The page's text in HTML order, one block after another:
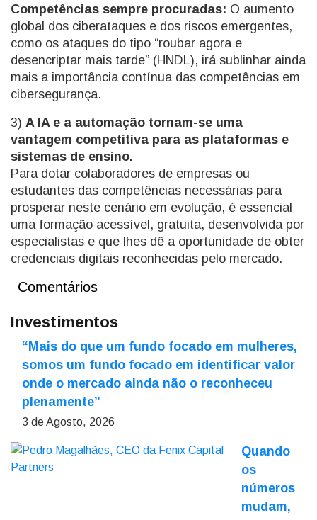
Competências sempre procuradas: O aumento
global dos ciberataques e dos riscos emergentes,
como os ataques do tipo “roubar agora e
desencriptar mais tarde” (HNDL), irá sublinhar ainda
mais a importância contínua das competências em
cibersegurança.
3) A IA e a automação tornam-se uma
vantagem competitiva para as plataformas e
sistemas de ensino.
Para dotar colaboradores de empresas ou
estudantes das competências necessárias para
prosperar neste cenário em evolução, é essencial
uma formação acessível, gratuita, desenvolvida por
especialistas e que lhes dê a oportunidade de obter
credenciais digitais reconhecidas pelo mercado.
Comentários
Investimentos
“Mais do que um fundo focado em mulheres,
somos um fundo focado em identificar valor
onde o mercado ainda não o reconheceu
plenamente”
3 de Agosto, 2026
Quando
os
números
mudam,